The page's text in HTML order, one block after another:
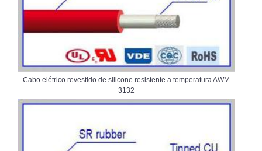
Cabo elétrico revestido de silicone resistente a temperatura AWM
3132